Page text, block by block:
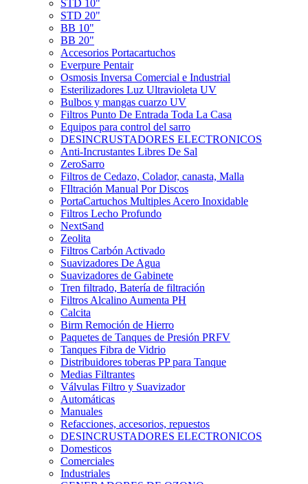
STD 10"
STD 20"
BB 10"
BB 20"
Accesorios Portacartuchos
Everpure Pentair
Osmosis Inversa Comercial e Industrial
Esterilizadores Luz Ultravioleta UV
Bulbos y mangas cuarzo UV
Filtros Punto De Entrada Toda La Casa
Equipos para control del sarro
DESINCRUSTADORES ELECTRONICOS
Anti-Incrustantes Libres De Sal
ZeroSarro
Filtros de Cedazo, Colador, canasta, Malla
FIltración Manual Por Discos
PortaCartuchos Multiples Acero Inoxidable
Filtros Lecho Profundo
NextSand
Zeolita
Filtros Carbón Activado
Suavizadores De Agua
Suavizadores de Gabinete
Tren filtrado, Batería de filtración
Filtros Alcalino Aumenta PH
Calcita
Birm Remoción de Hierro
Paquetes de Tanques de Presión PRFV
Tanques Fibra de Vidrio
Distribuidores toberas PP para Tanque
Medias Filtrantes
Válvulas Filtro y Suavizador
Automáticas
Manuales
Refacciones, accesorios, repuestos
DESINCRUSTADORES ELECTRONICOS
Domesticos
Comerciales
Industriales